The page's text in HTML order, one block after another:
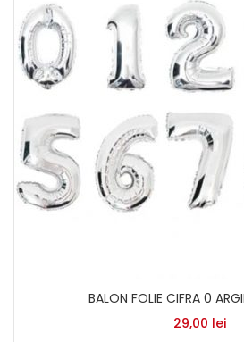
BALON FOLIE CIFRA 0
29,00 lei